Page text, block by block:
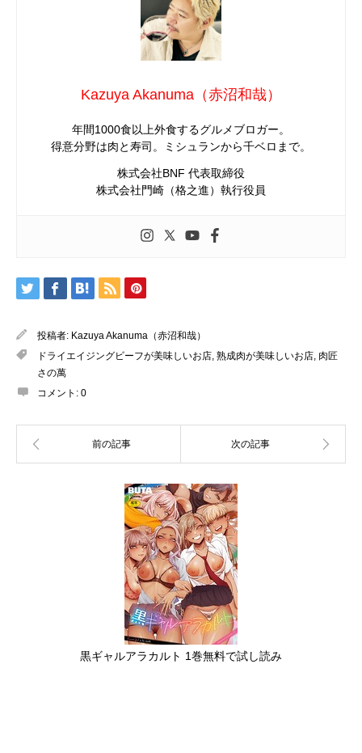
Kazuya Akanuma（赤沼和哉）
年間1000食以上外食するグルメブロガー。
得意分野は肉と寿司。ミシュランから千ベロまで。
株式会社BNF 代表取締役
株式会社門崎（格之進）執行役員
投稿者: Kazuya Akanuma（赤沼和哉）
ドライエイジングビーフが美味しいお店, 熟成肉が美味しいお店, 肉匠
さの萬
コメント: 0
黒ギャルアラカルト 1巻無料で試し読み